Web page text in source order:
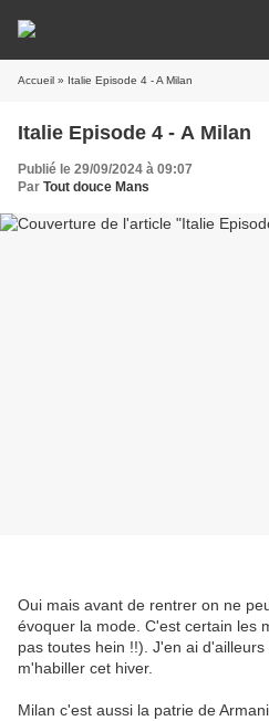
Accueil » Italie Episode 4 - A Milan
Italie Episode 4 - A Milan
Publié le 29/09/2024 à 09:07
Par Tout douce Mans
Oui mais avant de rentrer on ne
évoquer la mode. C'est certain les
pas toutes hein !!). J'en ai
m'habiller cet hiver.
Milan c'est aussi la patrie de